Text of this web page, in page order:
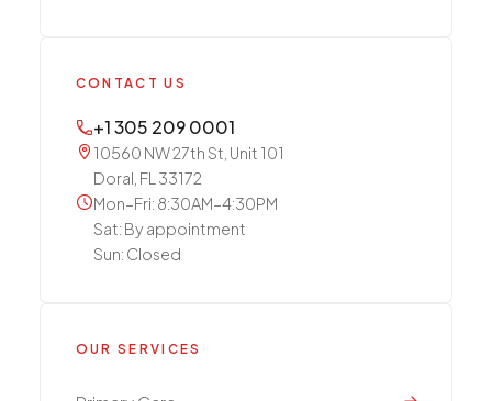
CONTACT US
+1 305 209 0001
10560 NW 27th St, Unit 101
Doral, FL 33172
Mon–Fri: 8:30AM–4:30PM
Sat: By appointment
Sun: Closed
OUR SERVICES